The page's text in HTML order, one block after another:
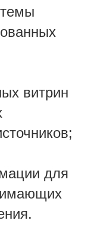
витрин
для